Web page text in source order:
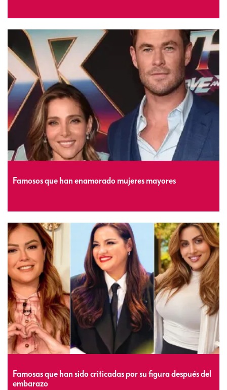
Famosos que han enamorado mujeres mayores
Famosas que han sido criticadas por su figura después del
embarazo